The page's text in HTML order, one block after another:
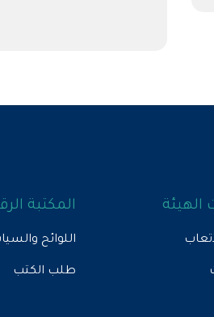
الهيئة المكتبة
اللوائح
طلب الكتب